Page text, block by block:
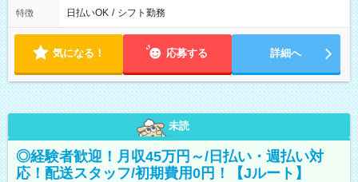
特徴 日払いOK / シフト勤務
気になる！ 応募する 詳細へ
未読
◎経験者歓迎！月収45万円～/日払い・週払い対
応！配送スタッフ/初期費用0円！【Jルート】